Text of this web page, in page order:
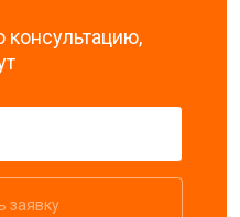
консультацию,
заявку